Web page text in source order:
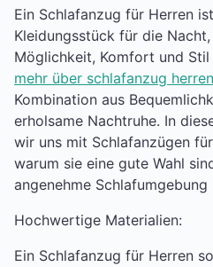
Ein Schlafanzug für Herren
Kleidungsstück für die
Möglichkeit, Komfort und Stil
mehr über schlafanzug herren
Kombination aus
erholsame Nachtruhe. In
wir uns mit Schlafanzügen
warum sie eine gute Wahl
angenehme Schlafumgebung
Hochwertige Materialien:
Ein Schlafanzug für Herren